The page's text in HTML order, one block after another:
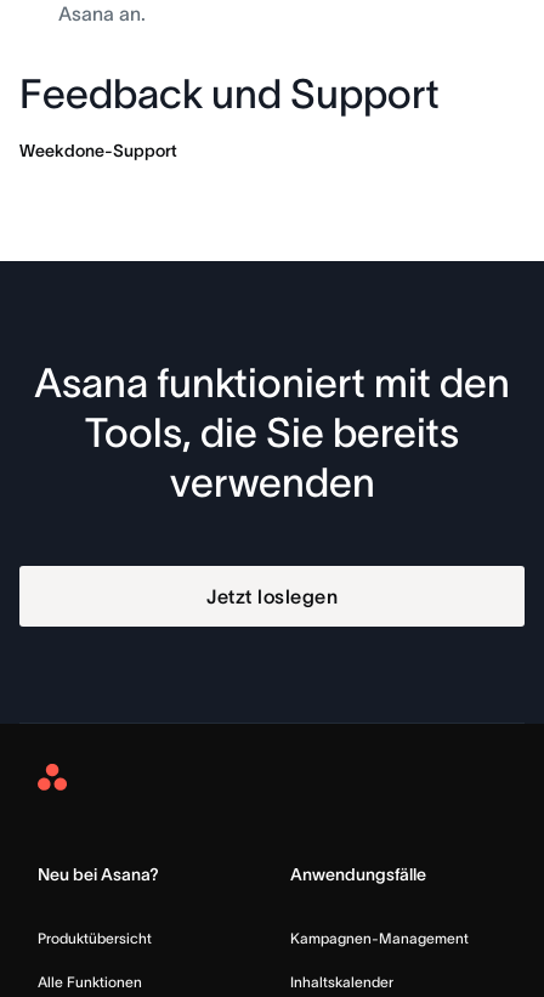
Asana an.
Feedback und Support
Weekdone-Support
Asana funktioniert mit den
Tools, die Sie bereits
verwenden
Jetzt loslegen
Asana
Neu bei Asana?
Produktübersicht
Alle Funktionen
Anwendungsfälle
Kampagnen-Management
Inhaltskalender